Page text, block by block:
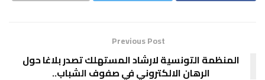
Previous Post
المنظمة التونسية لارشاد المستهلك تصدر بلاغا حول
الرهان الالكتروني في صفوف الشباب..